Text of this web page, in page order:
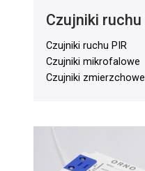
Czujniki ruchu
Czujniki ruchu PIR
Czujniki mikrofalowe
Czujniki zmierzchowe